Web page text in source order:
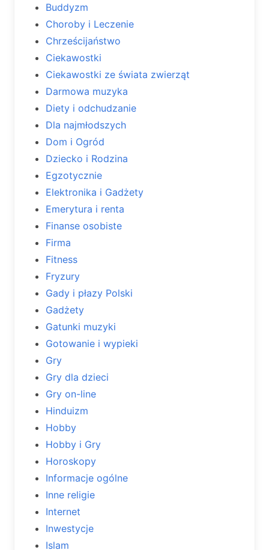
Buddyzm
Choroby i Leczenie
Chrześcijaństwo
Ciekawostki
Ciekawostki ze świata zwierząt
Darmowa muzyka
Diety i odchudzanie
Dla najmłodszych
Dom i Ogród
Dziecko i Rodzina
Egzotycznie
Elektronika i Gadżety
Emerytura i renta
Finanse osobiste
Firma
Fitness
Fryzury
Gady i płazy Polski
Gadżety
Gatunki muzyki
Gotowanie i wypieki
Gry
Gry dla dzieci
Gry on-line
Hinduizm
Hobby
Hobby i Gry
Horoskopy
Informacje ogólne
Inne religie
Internet
Inwestycje
Islam